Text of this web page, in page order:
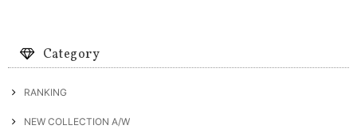
Category
RANKING
NEW COLLECTION A/W